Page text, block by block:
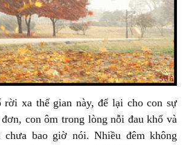
thế gian này, để lại cho con sự
con ôm trong lòng nỗi đau khổ và
bao giờ nói. Nhiều đêm không